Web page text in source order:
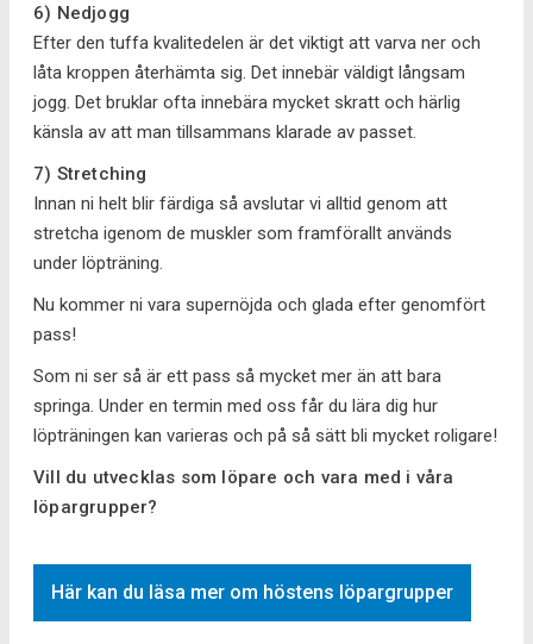
6) Nedjogg
Efter den tuffa kvalitedelen är det viktigt att varva ner och
låta kroppen återhämta sig. Det innebär väldigt långsam
jogg. Det bruklar ofta innebära mycket skratt och härlig
känsla av att man tillsammans klarade av passet.
7) Stretching
Innan ni helt blir färdiga så avslutar vi alltid genom att
stretcha igenom de muskler som framförallt används
under löpträning.
Nu kommer ni vara supernöjda och glada efter genomfört
pass!
Som ni ser så är ett pass så mycket mer än att bara
springa. Under en termin med oss får du lära dig hur
löpträningen kan varieras och på så sätt bli mycket roligare!
Vill du utvecklas som löpare och vara med i våra
löpargrupper?
Här kan du läsa mer om höstens löpargrupper